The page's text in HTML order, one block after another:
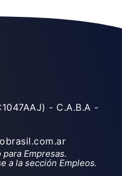
- C.A.B.A -
Empresas.
a la sección Empleos.